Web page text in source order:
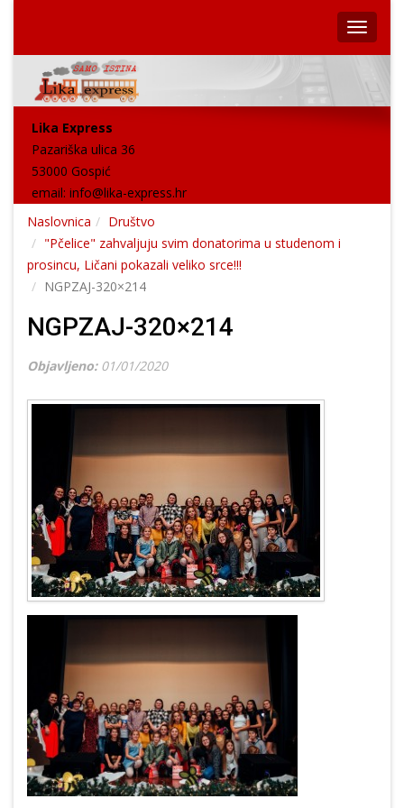
Lika Express
Pazariška ulica 36
53000 Gospić
email: info@lika-express.hr
Naslovnica
Društvo
"Pčelice" zahvaljuju svim donatorima u studenom i
prosincu, Ličani pokazali veliko srce!!!
NGPZAJ-320×214
NGPZAJ-320×214
Objavljeno: 01/01/2020